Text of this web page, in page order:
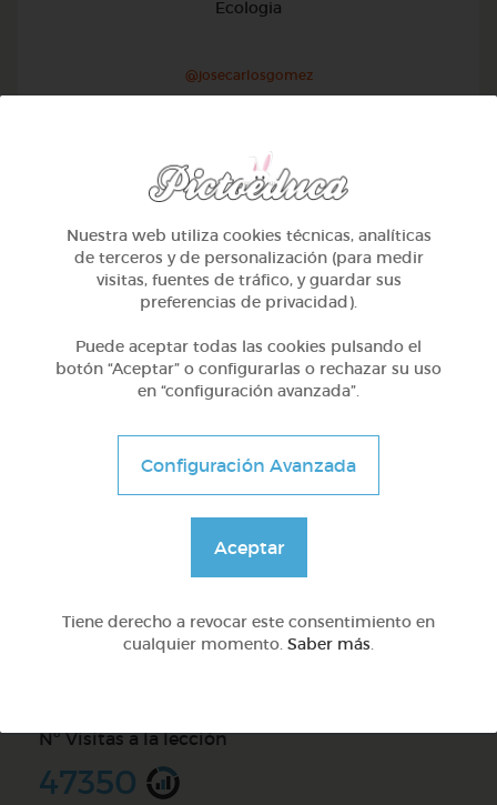
Ecologia
@josecarlosgomez
Infantil
Importancia de las abejas en la naturaleza.
@sabelaquint
Compartir en
Nº Visitas a la lección
47350
Nuestra web utiliza cookies técnicas, analíticas
de terceros y de personalización (para medir
visitas, fuentes de tráfico, y guardar sus
preferencias de privacidad).
Puede aceptar todas las cookies pulsando el
botón “Aceptar” o configurarlas o rechazar su uso
en “configuración avanzada”.
Configuración Avanzada
Aceptar
Tiene derecho a revocar este consentimiento en
cualquier momento. Saber más.